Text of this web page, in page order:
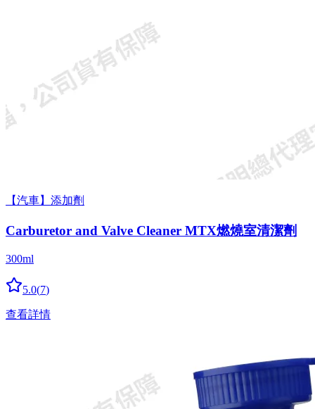
【汽車】添加劑
Carbur­etor and Valve Cleaner MTX燃燒室清潔劑
300ml
5.0(7)
查看詳情